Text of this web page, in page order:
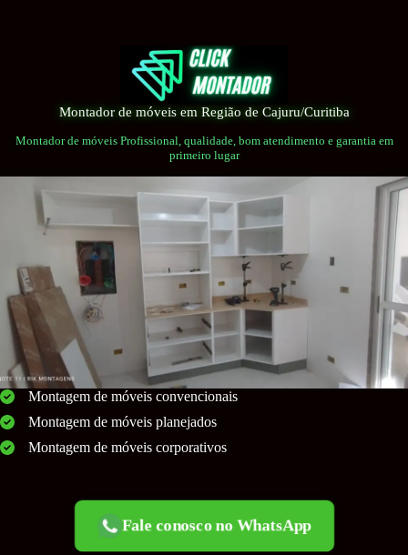
Montador de móveis em Região de Cajuru/Curitiba
Montador de móveis Profissional, qualidade, bom atendimento e garantia em
primeiro lugar
Montagem de móveis convencionais
Montagem de móveis planejados
Montagem de móveis corporativos
Fale conosco no WhatsApp